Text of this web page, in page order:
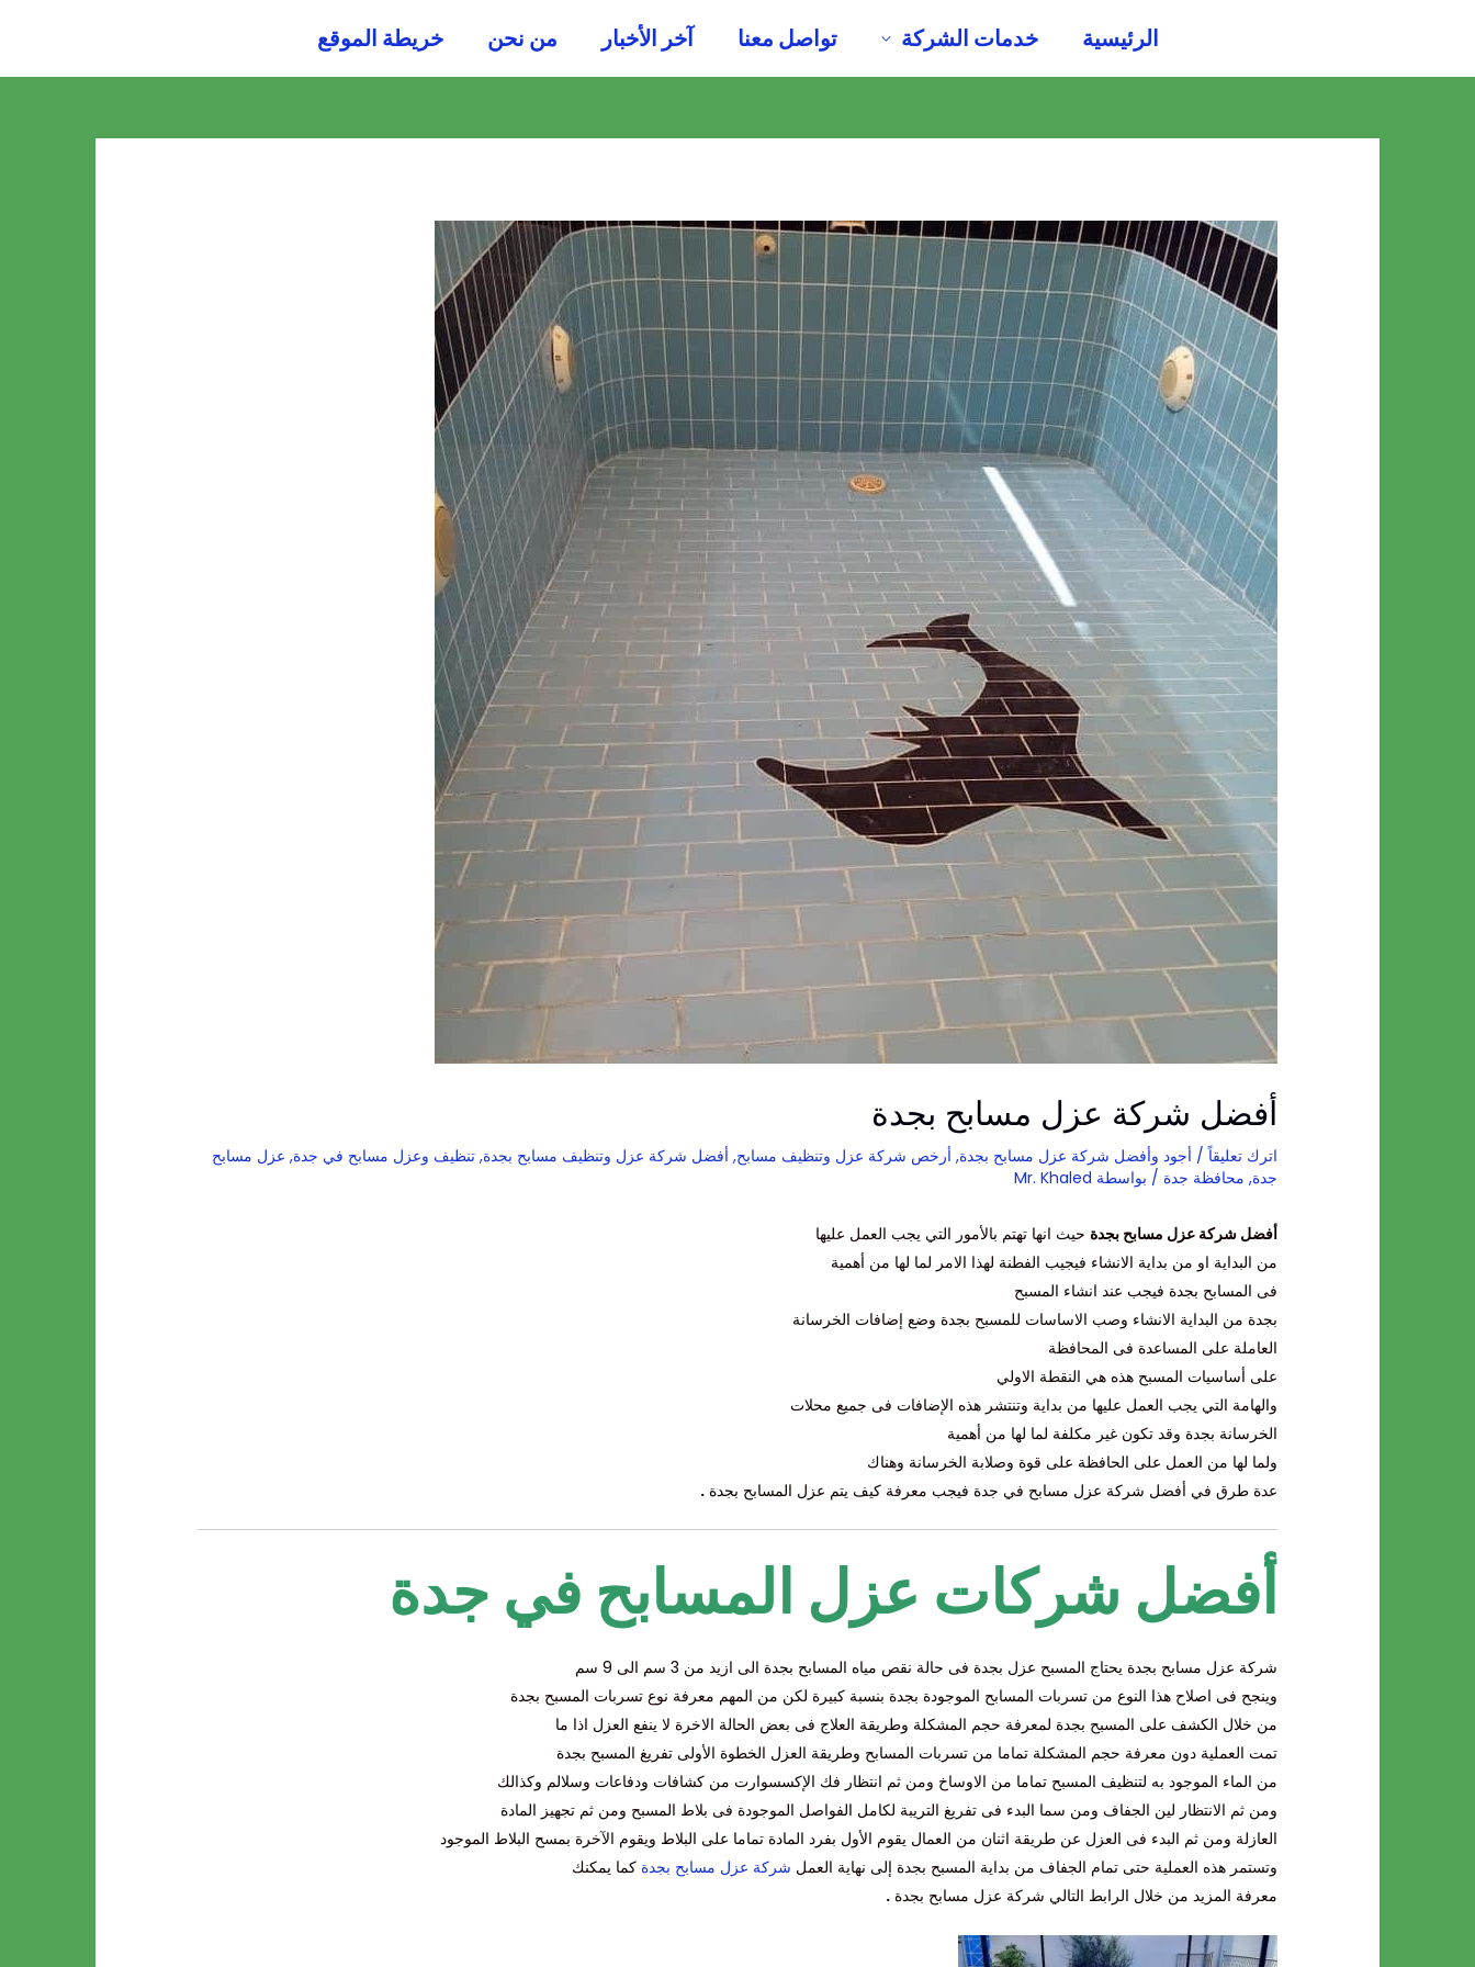
الرئيسية خدمات الشركة تواصل معنا آخر الأخبار من نحن خريطة الموقع
أفضل شركة عزل مسابح بجدة
اترك تعليقاً / أجود وأفضل شركة عزل مسابح بجدة, أرخص شركة عزل وتنظيف مسابح, أفضل شركة عزل وتنظيف مسابح بجدة,تنظيف وعزل مسابح في جدة, عزل مسابح
جدة, محافظة جدة / بواسطة Mr. Khaled
أفضل شركة عزل مسابح بجدة حيث انها تهتم بالأمور التي يجب العمل عليها
من البداية او من بداية الانشاء فيجيب الفطنة لهذا الامر لما لها من أهمية
فى المسابح بجدة فيجب عند انشاء المسبح
بجدة من البداية الانشاء وصب الاساسات للمسبح بجدة وضع إضافات الخرسانة
العاملة على المساعدة فى المحافظة
على أساسيات المسبح هذه هي النقطة الاولي
والهامة التي يجب العمل عليها من بداية وتنتشر هذه الإضافات فى جميع محلات
الخرسانة بجدة وقد تكون غير مكلفة لما لها من أهمية
ولما لها من العمل على الحافظة على قوة وصلابة الخرسانة وهناك
عدة طرق في أفضل شركة عزل مسابح في جدة فيجب معرفة كيف يتم عزل المسابح بجدة.
أفضل شركات عزل المسابح في جدة
شركة عزل مسابح بجدة يحتاج المسبح عزل بجدة فى حالة نقص مياه المسابح بجدة الى ازيد من 3 سم الى 9 سم
وينجح فى اصلاح هذا النوع من تسربات المسابح الموجودة بجدة بنسبة كبيرة لكن من المهم معرفة نوع تسربات المسبح بجدة
من خلال الكشف على المسبح بجدة لمعرفة حجم المشكلة وطريقة العلاج فى بعض الحالة الاخرة لا ينفع العزل اذا ما
تمت العملية دون معرفة حجم المشكلة تماما من تسربات المسابح وطريقة العزل الخطوة الأولى تفريغ المسبح بجدة
من الماء الموجود به لتنظيف المسبح تماما من الاوساخ ومن ثم انتظار فك الإكسسوارت من كشافات ودفاعات وسلالم وكذالك
ومن ثم الانتظار لين الجفاف ومن سما البدء فى تفريغ التريبة لكامل الفواصل الموجودة فى بلاط المسبح ومن ثم تجهيز المادة
العازلة ومن ثم البدء فى العزل عن طريقة اثنان من العمال يقوم الأول بفرد المادة تماما على البلاط ويقوم الآخرة بمسح البلاط الموجود
وتستمر هذه العملية حتى تمام الجفاف من بداية المسبح بجدة إلى نهاية العمل شركة عزل مسابح بجدة كما يمكنك
معرفة المزيد من خلال الرابط التالي شركة عزل مسابح بجدة.